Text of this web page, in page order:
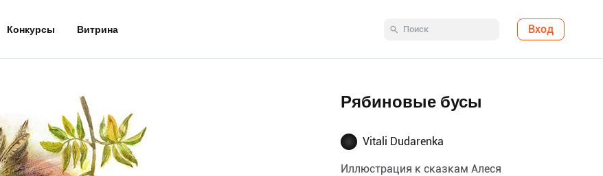
Конкурсы Витрина Вход
Рябиновые бусы
Vitali Dudarenka
Иллюстрация к сказкам Алеся